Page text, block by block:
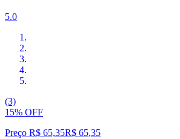
5.0
(3)
15% OFF
Preço R$ 65,35R$ 65,35